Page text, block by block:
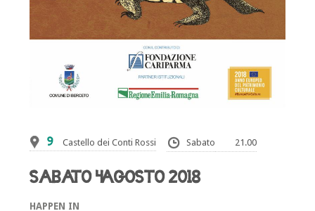
9 Castello dei Conti Rossi Sabato 21.00
SABATO 4 AGOSTO 2018
HAPPEN IN